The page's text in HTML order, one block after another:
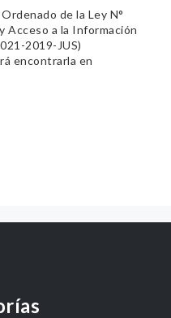
de la Ley N°
Acceso a la Información
2019-JUS)
encontrarla en